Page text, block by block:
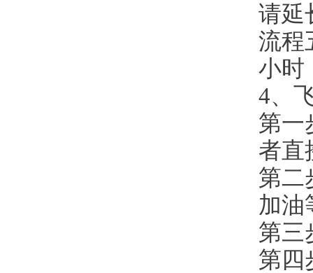
请延
流程
小时
4、
第一
者直
第二
加油
第三
第四